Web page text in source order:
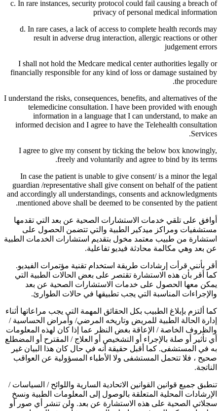
c. In rare instances, security protocol could fail causing a breach of
privacy of personal medical information
d. In rare cases, a lack of access to complete health records may
result in adverse drug interaction, allergic reactions or other
judgement errors
I shall not hold the Medcare medical center authorities legally or
financially responsible for any kind of loss or damage sustained by
the procedure.
I understand the risks, consequences, benefits, and alternatives of the
telemedicine consultation. I have been provided with enough
information in a language that I can understand, to make an
informed decision and I agree to have the Telehealth consultation
Services.
I agree to give my consent by ticking the below box knowingly,
freely and voluntarily and agree to bind by its terms.
In case the patient is unable to give consent/ is a minor the legal
guardian /representative shall give consent on behalf of the patient
and accordingly all understandings, consents and acknowledgments
mentioned above shall be deemed to be consented by the patient.
أوافق على تلقي خدمات الاستشارات الصحية عن بعد التي تقدمها
مستشفيات ومراكز ميدكير الطبية والتي تتضمن الحصول على
استشارة من طبيب معتمد مخول بتقديم استشارات الخدمات الطبية
عن بعد وهي مكالمة محادثة فيديو تفاعلية.
أقر بأنني قرأت إرشادات طريقة استخدام تقنية مؤتمرات الفيديو.
كما أقر بأن هذه الاستشارة تقتصر على بعض الحالات الطبية التي
يمكن معها الحصول على خدمات الاستشارات الصحية عن بعد
والإجراءات المناسبة التي يجب تطبيقها في حالات الطوارئ.
كما ألتزم بإبلاغ الطبيب بكل الحقائق المهمة التي يجب مراعاتها أثناء
إدارة الحالة الطبية للمريض وتاريخه المرضي/ وأمراض الحساسية /
والظروف الخاصة / الإعاقة بغض النظر عما إذا كان لهذه المعلومات
أي تأثير أو صلة بالإجراء أو التشخيص أو العلاج / المقترح أو المضطلع
به في المستشفى. كما أقبل حقيقة أنه في حال كان هذا البيان غير
صحيح ، فلا تتحمل المستشفى ولا الأطباء المسؤولية عن العواقب
الناتجة.
تنطبق جميع قوانين القوانين الاتحادية السارية واللوائح / السياسات /
الإرشادات المحلية المتعلقة بالوصول إلى المعلومات الطبية ونسخ
سجلاتي الصحية على هذه الاستشارة عن بعد. ولن تنشر أي صور أو